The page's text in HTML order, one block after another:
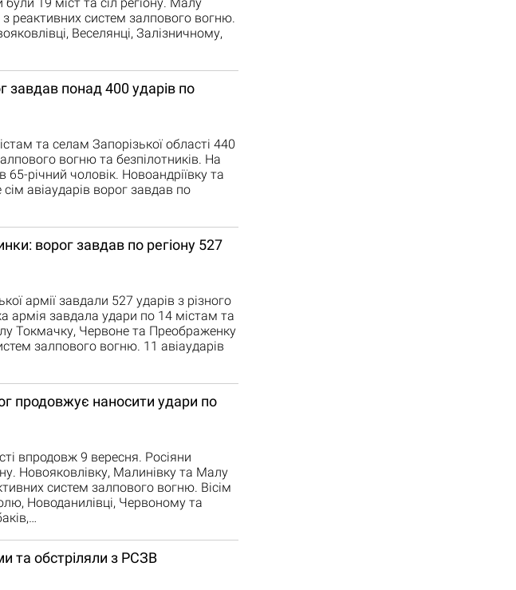
з реактивних систем залпового вогню.
Веселянці, Залізничному,
завдав понад 400 ударів по
та селам Запорізької області 440
вогню та безпілотників. На
65-річний чоловік. Новоандріївку та
авіаударів ворог завдав по
ворог завдав по регіону 527
армії завдали 527 ударів з різного
армія завдала удари по 14 містам та
Токмачку, Червоне та Преображенку
залпового вогню. 11 авіаударів
продовжує наносити удари по
впродовж 9 вересня. Росіяни
Новояковлівку, Малинівку та Малу
систем залпового вогню. Вісім
Новоданилівці, Червоному та
та обстріляли з РСЗВ